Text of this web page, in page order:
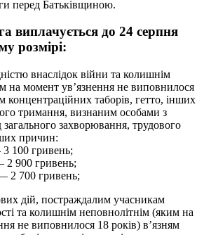
перед Батьківщиною.
виплачується до 24 серпня
розмірі:
внаслідок війни та колишнім
на момент ув’язнення не виповнилося
концентраційних таборів, гетто, інших
тримання, визнаним особами з
загального захворювання, трудового
причин:
100 гривень;
900 гривень;
2 700 гривень;
дій, постраждалим учасникам
та колишнім неповнолітнім (яким на
не виповнилося 18 років) в’язням